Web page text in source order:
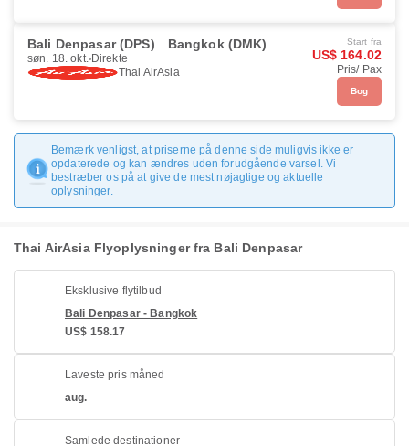
Bali Denpasar (DPS) Bangkok (DMK)
søn. 18. okt. Direkte
Thai AirAsia
Start fra
US$ 164.02
Pris/ Pax
Bog
Bemærk venligst, at priserne på denne side muligvis ikke er
opdaterede og kan ændres uden forudgående varsel. Vi
bestræber os på at give de mest nøjagtige og aktuelle
oplysninger.
Thai AirAsia Flyoplysninger fra Bali Denpasar
Eksklusive flytilbud
Bali Denpasar - Bangkok
US$ 158.17
Laveste pris måned
aug.
Samlede destinationer